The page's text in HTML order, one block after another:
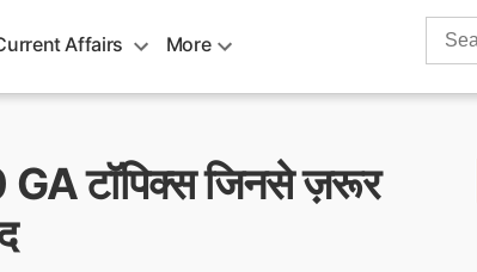
Affairs More
Search
टॉपिक्स जिनसे ज़रूर